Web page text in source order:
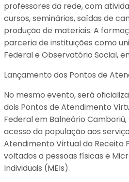
professores da rede, com
cursos, seminários, saídas de
produção de materiais. A
parceria de instituições como
Federal e Observatório Social,
Lançamento dos Pontos de
No mesmo evento, será
dois Pontos de Atendimento
Federal em Balneário
acesso da população aos
Atendimento Virtual da Receita
voltados a pessoas físicas e
Individuais (MEIs).